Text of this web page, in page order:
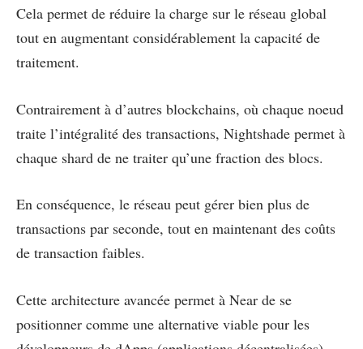
Cela permet de réduire la charge sur le réseau global
tout en augmentant considérablement la capacité de
traitement.
Contrairement à d’autres blockchains, où chaque noeud
traite l’intégralité des transactions, Nightshade permet à
chaque shard de ne traiter qu’une fraction des blocs.
En conséquence, le réseau peut gérer bien plus de
transactions par seconde, tout en maintenant des coûts
de transaction faibles.
Cette architecture avancée permet à Near de se
positionner comme une alternative viable pour les